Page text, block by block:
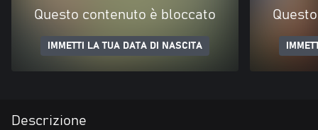
Questo contenuto è bloccato
IMMETTI LA TUA DATA DI NASCITA
Descrizione